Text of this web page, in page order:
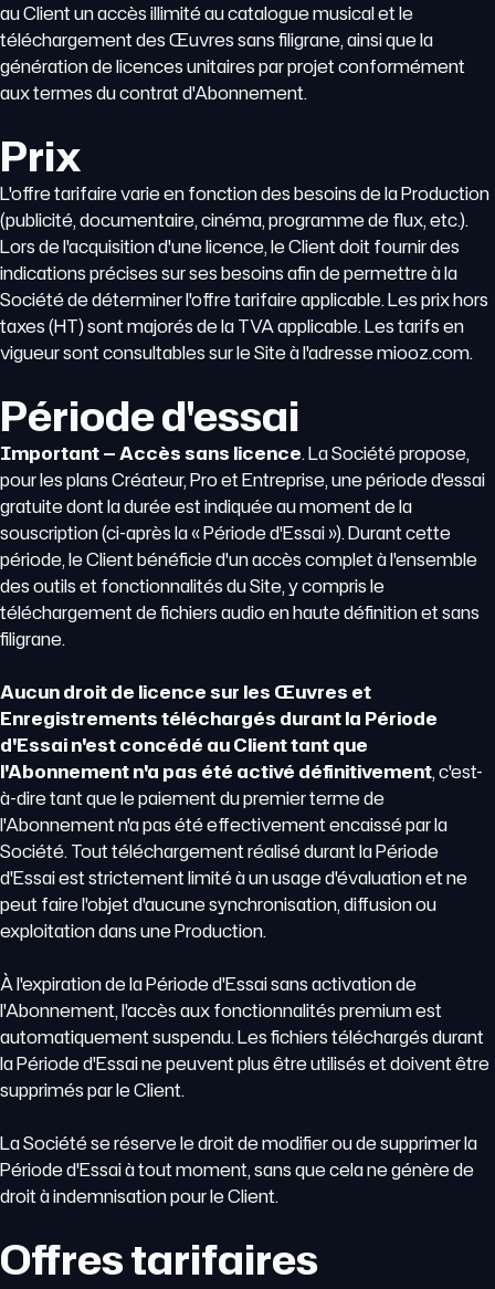
au Client un accès illimité au catalogue musical et le
téléchargement des Œuvres sans filigrane, ainsi que la
génération de licences unitaires par projet conformément
aux termes du contrat d'Abonnement.
Prix
L'offre tarifaire varie en fonction des besoins de la Production
(publicité, documentaire, cinéma, programme de flux, etc.).
Lors de l'acquisition d'une licence, le Client doit fournir des
indications précises sur ses besoins afin de permettre à la
Société de déterminer l'offre tarifaire applicable. Les prix hors
taxes (HT) sont majorés de la TVA applicable. Les tarifs en
vigueur sont consultables sur le Site à l'adresse miooz.com.
Période d'essai
Important — Accès sans licence. La Société propose,
pour les plans Créateur, Pro et Entreprise, une période d'essai
gratuite dont la durée est indiquée au moment de la
souscription (ci-après la « Période d'Essai »). Durant cette
période, le Client bénéficie d'un accès complet à l'ensemble
des outils et fonctionnalités du Site, y compris le
téléchargement de fichiers audio en haute définition et sans
filigrane.
Aucun droit de licence sur les Œuvres et
Enregistrements téléchargés durant la Période
d'Essai n'est concédé au Client tant que
l'Abonnement n'a pas été activé définitivement, c'est-
à-dire tant que le paiement du premier terme de
l'Abonnement n'a pas été effectivement encaissé par la
Société. Tout téléchargement réalisé durant la Période
d'Essai est strictement limité à un usage d'évaluation et ne
peut faire l'objet d'aucune synchronisation, diffusion ou
exploitation dans une Production.
À l'expiration de la Période d'Essai sans activation de
l'Abonnement, l'accès aux fonctionnalités premium est
automatiquement suspendu. Les fichiers téléchargés durant
la Période d'Essai ne peuvent plus être utilisés et doivent être
supprimés par le Client.
La Société se réserve le droit de modifier ou de supprimer la
Période d'Essai à tout moment, sans que cela ne génère de
droit à indemnisation pour le Client.
Offres tarifaires